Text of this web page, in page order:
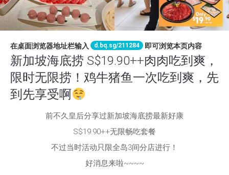
在桌面浏览器地址栏输入 d.bq.sg/211284 即可浏览本页内容
新加坡海底捞 S$19.90++肉肉吃到爽，
限时无限捞！鸡牛猪鱼一次吃到爽，先
到先享受啊
前不久皇后分享过新加坡海底捞最新好康
S$19.90++无限畅吃套餐
不过当时活动只限全岛3间分店进行！
好消息来啦~~~~